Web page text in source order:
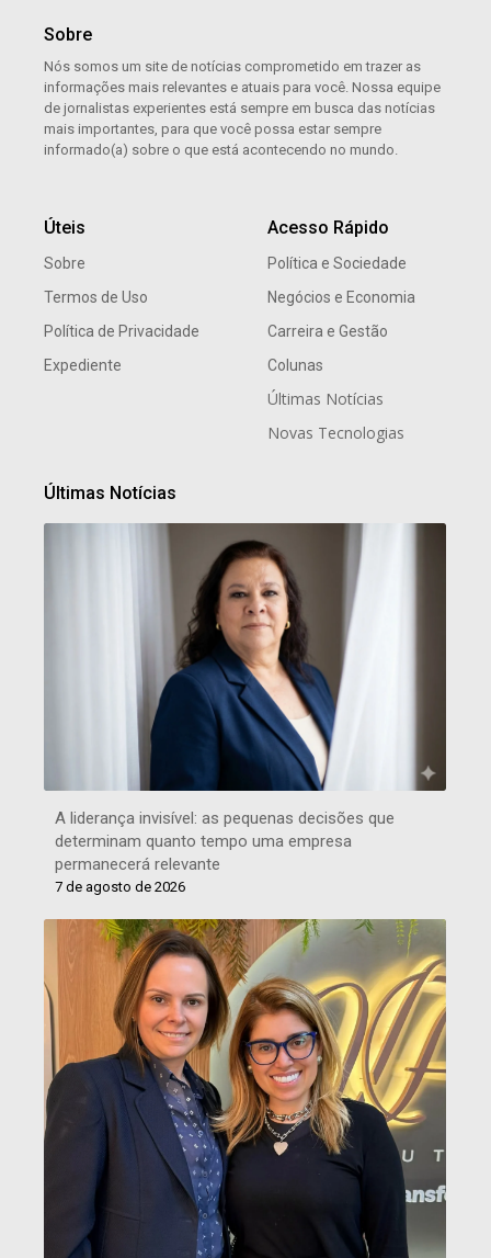
Sobre
Nós somos um site de notícias comprometido em trazer as
informações mais relevantes e atuais para você. Nossa equipe
de jornalistas experientes está sempre em busca das notícias
mais importantes, para que você possa estar sempre
informado(a) sobre o que está acontecendo no mundo.
Úteis
Sobre
Termos de Uso
Política de Privacidade
Expediente
Acesso Rápido
Política e Sociedade
Negócios e Economia
Carreira e Gestão
Colunas
Últimas Notícias
Novas Tecnologias
Últimas Notícias
A liderança invisível: as pequenas decisões que
determinam quanto tempo uma empresa
permanecerá relevante
7 de agosto de 2026